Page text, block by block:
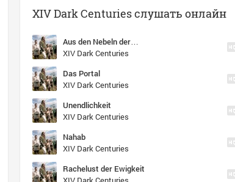
XIV Dark Centuries слушать онлайн
Aus den Nebeln der…
XIV Dark Centuries
Das Portal
XIV Dark Centuries
Unendlichkeit
XIV Dark Centuries
Nahab
XIV Dark Centuries
Rachelust der Ewigkeit